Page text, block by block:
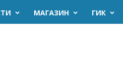
МАГАЗИН ГИК